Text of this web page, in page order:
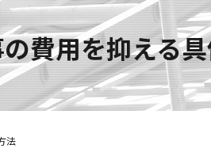
費用を抑える
法